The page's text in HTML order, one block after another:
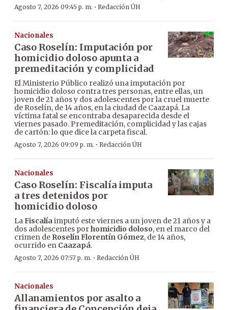
Agosto 7, 2026 09:45 p. m. · Redacción ÚH
Nacionales
Caso Roselín: Imputación por
homicidio doloso apunta a
premeditación y complicidad
El Ministerio Público realizó una imputación por
homicidio doloso contra tres personas, entre ellas, un
joven de 21 años y dos adolescentes por la cruel muerte
de Roselín, de 14 años, en la ciudad de Caazapá. La
víctima fatal se encontraba desaparecida desde el
viernes pasado. Premeditación, complicidad y las cajas
de cartón: lo que dice la carpeta fiscal.
Agosto 7, 2026 09:09 p. m. · Redacción ÚH
Nacionales
Caso Roselín: Fiscalía imputa
a tres detenidos por
homicidio doloso
LaFiscalíaimputó este viernes a un joven de 21 años y a
dos adolescentes porhomicidio doloso, en el marco del
crimen de Roselín Florentín Gómez, de 14 años,
ocurrido en Caazapá.
Agosto 7, 2026 07:57 p. m. · Redacción ÚH
Nacionales
Allanamientos por asalto a